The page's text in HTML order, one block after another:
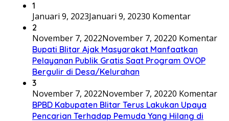
1
Januari 9, 2023Januari 9, 20230 Komentar
2
November 7, 2022November 7, 20220 Komentar
Bupati Blitar Ajak Masyarakat Manfaatkan
Pelayanan Publik Gratis Saat Program OVOP
Bergulir di Desa/Kelurahan
3
November 7, 2022November 7, 20220 Komentar
BPBD Kabupaten Blitar Terus Lakukan Upaya
Pencarian Terhadap Pemuda Yang Hilang di